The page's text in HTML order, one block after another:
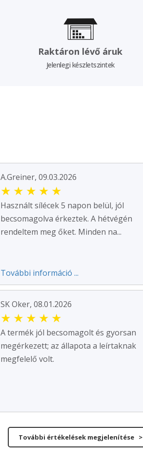
Raktáron lévő áruk
Jelenlegi készletszintek
A.Greiner, 09.03.2026
★ ★ ★ ★ ★
Használt sílécek 5 napon belül, jól
becsomagolva érkeztek. A hétvégén
rendeltem meg őket. Minden na...
További információ ...
SK Oker, 08.01.2026
★ ★ ★ ★ ★
A termék jól becsomagolt és gyorsan
megérkezett; az állapota a leírtaknak
megfelelő volt.
További értékelések megjelenítése >